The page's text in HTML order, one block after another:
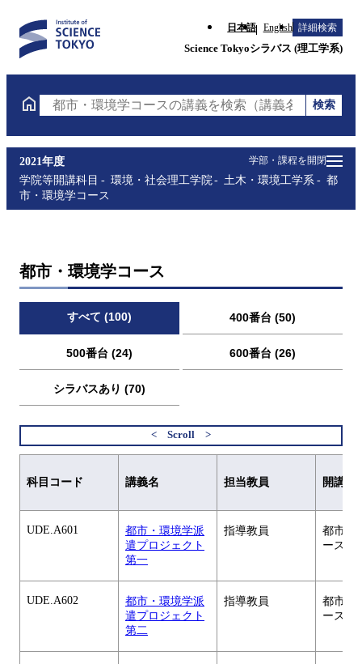
日本語 English 詳細検索
Science Tokyoシラバス (理工学系)
都市・環境学コースの講義を検索（講義名・科目コ
検索
学部・課程を開閉
2021年度
学院等開講科目
環境・社会理工学院 土木・環境工学系
都
市・環境学コース
都市・環境学コース
すべて (100) 400番台 (50)
500番台 (24) 600番台 (26)
シラバスあり (70)
科目コード 講義名 担当教員 開講元
UDE.A601
都市・環境学派
遣プロジェクト
第一
指導教員
都市・
ース
UDE.A602
都市・環境学派
遣プロジェクト
第二
指導教員
都市・
ース